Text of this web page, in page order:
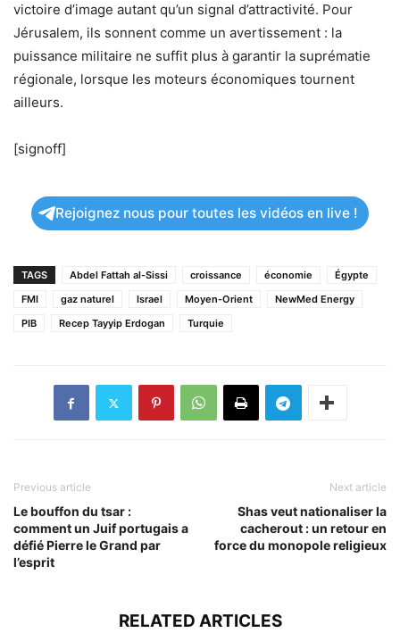
victoire d’image autant qu’un signal d’attractivité. Pour
Jérusalem, ils sonnent comme un avertissement : la
puissance militaire ne suffit plus à garantir la suprématie
régionale, lorsque les moteurs économiques tournent
ailleurs.
[signoff]
Rejoignez nous pour toutes les vidéos en live !
TAGS Abdel Fattah al-Sissi croissance économie
Égypte
FMI
gaz naturel Israel Moyen-Orient
NewMed Energy
PIB
Recep Tayyip Erdogan Turquie
Previous article
Le bouffon du tsar :
comment un Juif portugais a
défié Pierre le Grand par
l’esprit
Next article
Shas veut nationaliser la
cacherout : un retour en
force du monopole religieux
RELATED ARTICLES